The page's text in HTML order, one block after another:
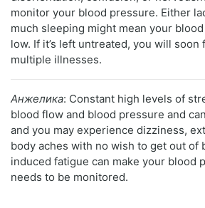
monitor your blood pressure. Either
much sleeping might mean your
low. If it’s left untreated, you will soon
multiple illnesses.
Анжелика: Constant high levels of
blood flow and blood pressure and
and you may experience dizziness,
body aches with no wish to get out of
induced fatigue can make your blood
needs to be monitored.